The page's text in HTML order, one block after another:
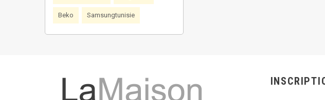
Beko Samsungtunisie